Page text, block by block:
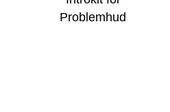
Problemhud